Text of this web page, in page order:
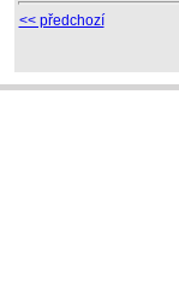
<< předchozí